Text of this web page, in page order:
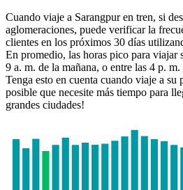
Cuando viaje a Sarangpur en tren, si
aglomeraciones, puede verificar la
clientes en los próximos 30 días
En promedio, las horas pico para viajar
9 a. m. de la mañana, o entre las 4 p.
Tenga esto en cuenta cuando viaje a su
posible que necesite más tiempo para
grandes ciudades!